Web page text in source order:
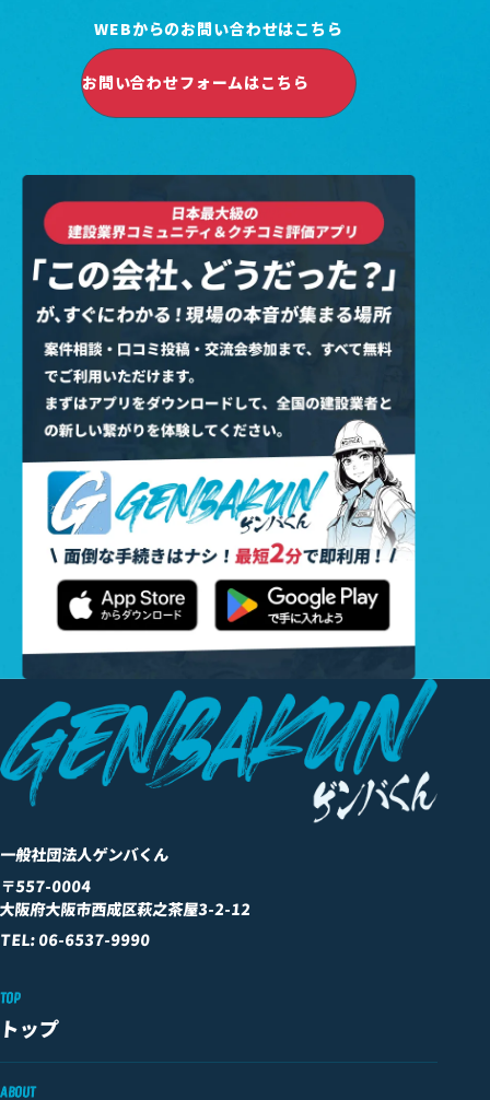
WEBからのお問い合わせはこちら
お問い合わせフォームはこちら
一般社団法人ゲンバくん
〒557-0004
阪府大阪市西成区萩之茶屋3-2-12
TEL: 06-6537-9990
TOP
ップ
ABOUT